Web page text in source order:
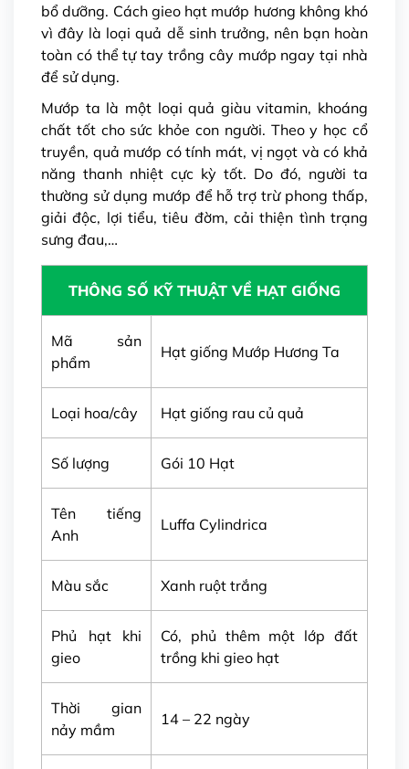
bổ dưỡng. Cách gieo hạt mướp hương không khó
vì đây là loại quả dễ sinh trưởng, nên bạn hoàn
toàn có thể tự tay trồng cây mướp ngay tại nhà
để sử dụng.
Mướp ta là một loại quả giàu vitamin, khoáng
chất tốt cho sức khỏe con người. Theo y học cổ
truyền, quả mướp có tính mát, vị ngọt và có khả
năng thanh nhiệt cực kỳ tốt. Do đó, người ta
thường sử dụng mướp để hỗ trợ trừ phong thấp,
giải độc, lợi tiểu, tiêu đờm, cải thiện tình trạng
sưng đau,…
THÔNG SỐ KỸ THUẬT VỀ HẠT GIỐNG
Mã sản
phẩm
Hạt giống Mướp Hương Ta
Loại hoa/cây Hạt giống rau củ quả
Số lượng Gói 10 Hạt
Tên tiếng
Anh
Luffa Cylindrica
Màu sắc Xanh ruột trắng
Phủ hạt khi
gieo
Có, phủ thêm một lớp đất
trồng khi gieo hạt
Thời gian
nảy mầm
14 – 22 ngày